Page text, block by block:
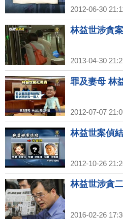
2012-06-30
林益世涉貪
2013-04-30
罪及妻母 林
2012-07-07
林益世案偵
2012-10-26
林益世涉貪
2016-02-26